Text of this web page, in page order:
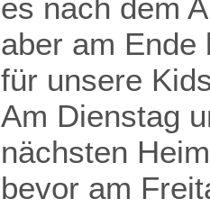
es nach dem
aber am Ende
für unsere
Am Dienstag
nächsten
bevor am